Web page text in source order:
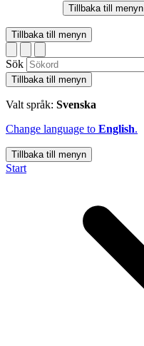
Tillbaka till menyn
Tillbaka till menyn
Sök
Tillbaka till menyn
Valt språk: Svenska
Change language to English.
Tillbaka till menyn
Start